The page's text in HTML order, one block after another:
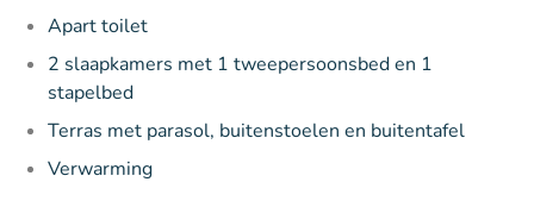
Apart toilet
2 slaapkamers met 1 tweepersoonsbed en 1
stapelbed
Terras met parasol, buitenstoelen en buitentafel
Verwarming